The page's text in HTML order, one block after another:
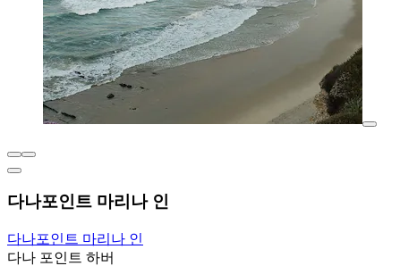
다나포인트 마리나 인
다나포인트 마리나 인
다나 포인트 하버